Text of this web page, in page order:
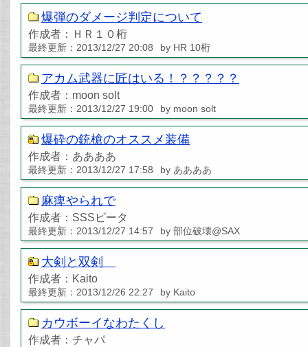
爆弾のダメージ判定について
作成者：ＨＲ１０桁
最終更新：2013/12/27 20:08 by HR 10桁
アカム武器に匠はいる！？？？？？
作成者：moon solt
最終更新：2013/12/27 19:00 by moon solt
爆砕の銃槍のオススメ装備
作成者：ああああ
最終更新：2013/12/27 17:58 by ああああ
麻痺やられで
作成者：SSSビータ
最終更新：2013/12/27 14:57 by 部位破壊@SAX
大剣と双剣
作成者：Kaito
最終更新：2013/12/26 22:27 by Kaito
カウボーイなわたくし
作成者：チャパ